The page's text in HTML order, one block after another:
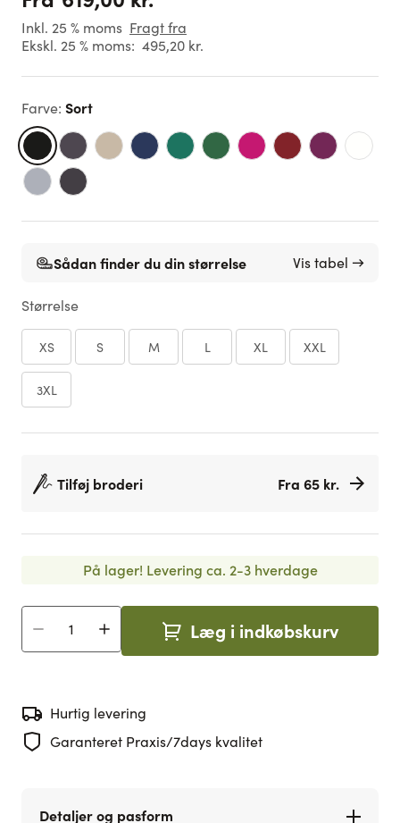
Inkl. 25 % moms Fragt fra
Ekskl. 25 % moms: 495,20 kr.
Farve: Sort
Sådan finder du din størrelse Vis tabel →
Størrelse
XS S M L XL XXL
3XL
Tilføj broderi Fra 65 kr.
På lager! Levering ca. 2-3 hverdage
Antal Læg i indkøbskurv
Hurtig levering
Garanteret Praxis/7days kvalitet
Detaljer og pasform